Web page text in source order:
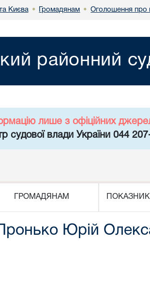
Києва • Громадянам • Оголошення про
районний
лише з офіційних
судової влади України 044
ГРОМАДЯНАМ
Юрій